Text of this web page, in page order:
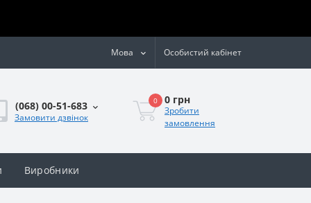
Мова Особистий кабінет
(068) 00-51-683
Замовити дзвінок
0 0 грн
Зробити
замовлення
Виробники